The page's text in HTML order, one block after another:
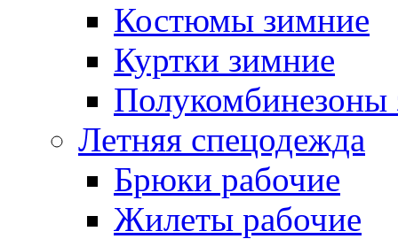
Костюмы зимние
Куртки зимние
Полукомбинезоны
Летняя спецодежда
Брюки рабочие
Жилеты рабочие